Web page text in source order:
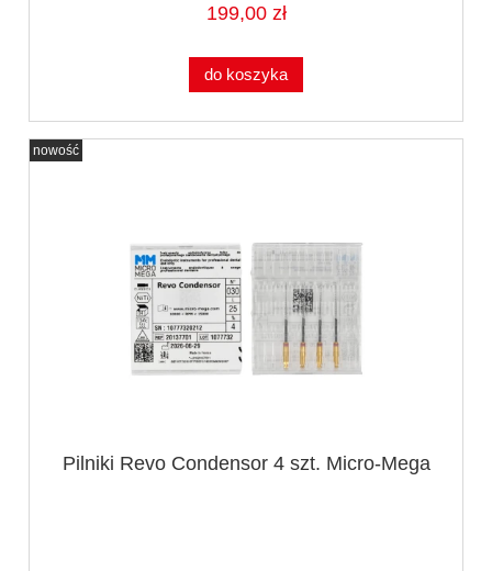
199,00 zł
do koszyka
Pilniki Revo Condensor 4 szt. Micro-Mega
nowość